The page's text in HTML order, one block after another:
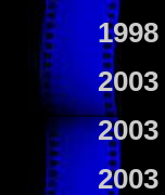
1998
2003
2003
2003